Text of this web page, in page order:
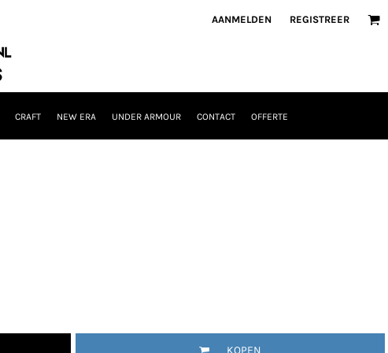
AANMELDEN REGISTREER
CRAFT NEW ERA UNDER ARMOUR CONTACT OFFERTE
KOPEN